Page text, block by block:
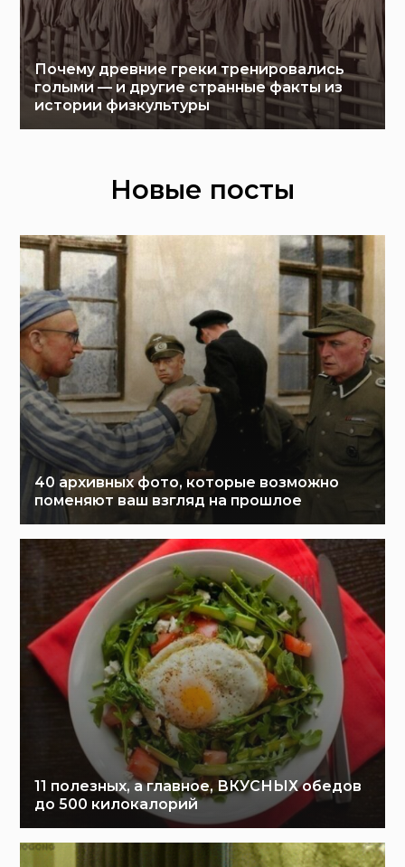
Почему древние греки тренировались
голыми — и другие странные факты из
истории физкультуры
Новые посты
40 архивных фото, которые возможно
поменяют ваш взгляд на прошлое
11 полезных, а главное, ВКУСНЫХ обедов
до 500 килокалорий